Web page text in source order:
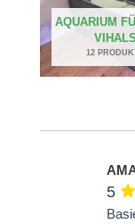
AQUARIUM
VIHALS
12
5